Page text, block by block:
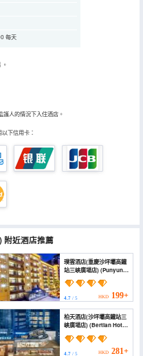
每天
。
護人的情況下入住酒店。
下信用卡：
附近酒店推薦
璞雲酒店(重慶沙坪壩高鐵
站三峽廣場店) (Punyun
Hotel (Chongqing
Shapingba High Speed
Railway Station Jinsha
Tianjie Branch))
4.7/ 5 HKD 199+
柏天酒店(沙坪壩高鐵站三
峽廣場店) (Bertian Hotel
(Shapingba High Speed
Railway Station Sanxia
Plaza))
4.7/ 5 HKD 281+